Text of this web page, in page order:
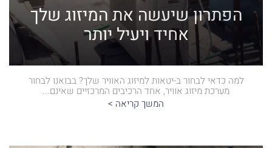
הפתרון שיעשה את המיזוג שלך
אחיד ויעיל יותר
למה כדאי לבחור ב-יטאות למיזוג האוויר שלך? בבואנו לבחור
מערכת מיזוג אוויר, אחד הרכיבים המרכזיים שאינם...
המשך קריאה >